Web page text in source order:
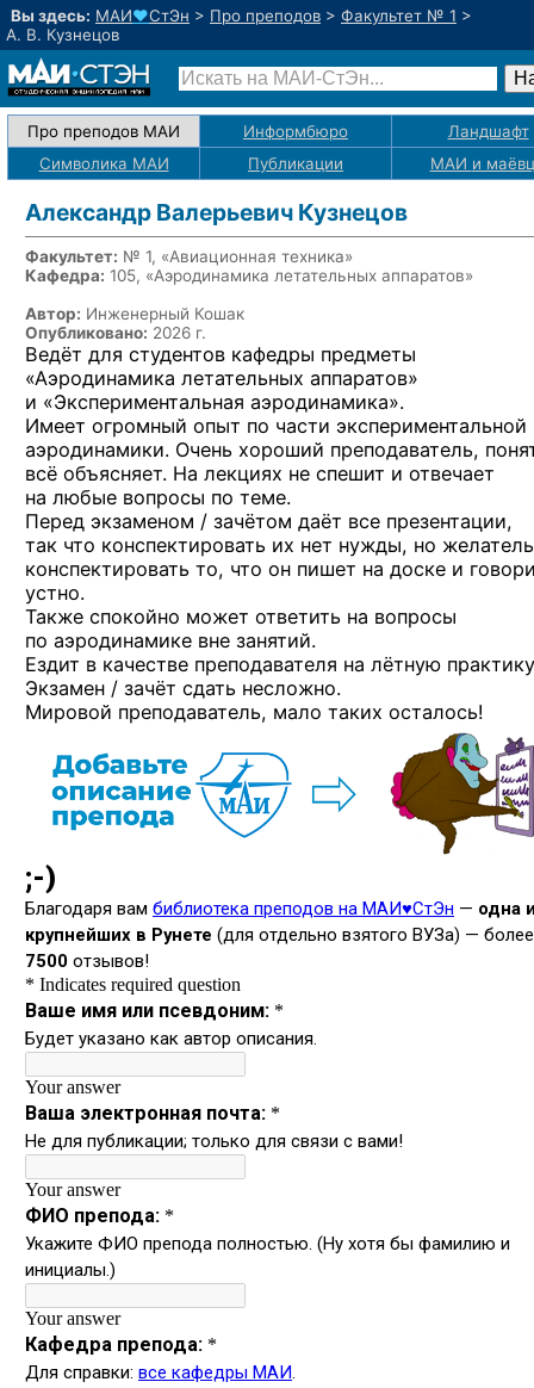
Вы здесь: МАИ♥СтЭн > Про преподов > Факультет № 1 >
А. В. Кузнецов
Про преподов МАИ Информбюро
Ландшафт
Символика МАИ
Публикации МАИ и
Александр Валерьевич Кузнецов
Факультет: № 1, «Авиационная техника»
Кафедра: 105, «Аэродинамика летательных аппаратов»
Автор: Инженерный Кошак
Опубликовано: 2026 г.
Ведёт для студентов кафедры предметы
«Аэродинамика летательных аппаратов»
и «Экспериментальная аэродинамика».
Имеет огромный опыт по части экспериментальной
аэродинамики. Очень хороший преподаватель,
всё объясняет. На лекциях не спешит и отвечает
на любые вопросы по теме.
Перед экзаменом / зачётом даёт все презентации,
так что конспектировать их нет нужды, но
конспектировать то, что он пишет на доске и
устно.
Также спокойно может ответить на вопросы
по аэродинамике вне занятий.
Ездит в качестве преподавателя на лётную
Экзамен / зачёт сдать несложно.
Мировой преподаватель, мало таких осталось!